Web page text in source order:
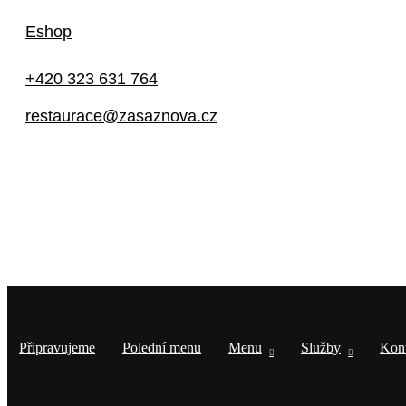
Eshop
+420 323 631 764
restaurace@zasaznova.cz
Připravujeme Polední menu Menu Služby